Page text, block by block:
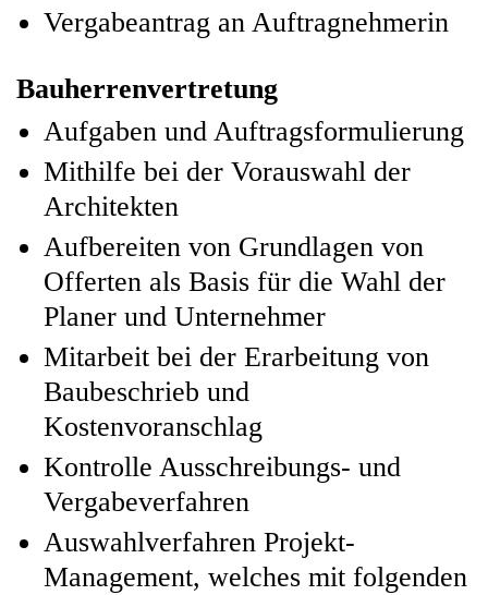
Vergabeantrag an Auftragnehmerin
Bauherrenvertretung
Aufgaben und Auftragsformulierung
Mithilfe bei der Vorauswahl der
Architekten
Aufbereiten von Grundlagen von
Offerten als Basis für die Wahl der
Planer und Unternehmer
Mitarbeit bei der Erarbeitung von
Baubeschrieb und
Kostenvoranschlag
Kontrolle Ausschreibungs- und
Vergabeverfahren
Auswahlverfahren Projekt-
Management, welches mit folgenden